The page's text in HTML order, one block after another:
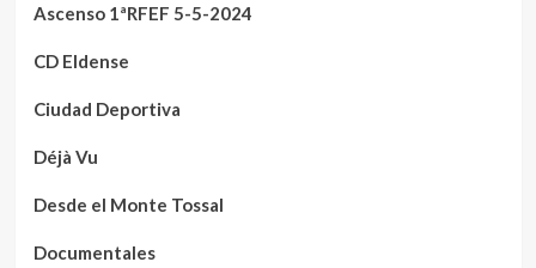
Ascenso 1ªRFEF 5-5-2024
CD Eldense
Ciudad Deportiva
Déjà Vu
Desde el Monte Tossal
Documentales